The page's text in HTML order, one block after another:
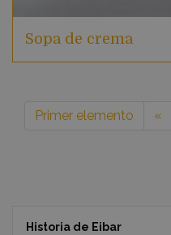
Sopa de crema
Primer elemento «
Historia de Eibar